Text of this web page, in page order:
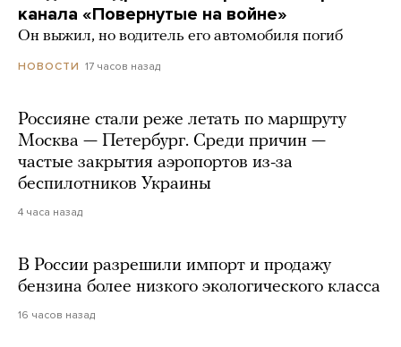
канала «Повернутые на войне»
Он выжил, но водитель его автомобиля погиб
НОВОСТИ 17 часов назад
Россияне стали реже летать по маршруту
Москва — Петербург. Среди причин —
частые закрытия аэропортов из-за
беспилотников Украины
4 часа назад
В России разрешили импорт и продажу
бензина более низкого экологического класса
16 часов назад